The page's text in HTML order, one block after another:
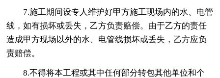
7.施工期间设专人维护好甲方施工现场内的水、电管
线，如有损坏或丢失，乙方负责赔偿。由于乙方的责任
造成甲方现场以外的水、电管线损坏或丢失，乙方应负
责赔偿。
8.不得将本工程或其中任何部分转包其他单位和个